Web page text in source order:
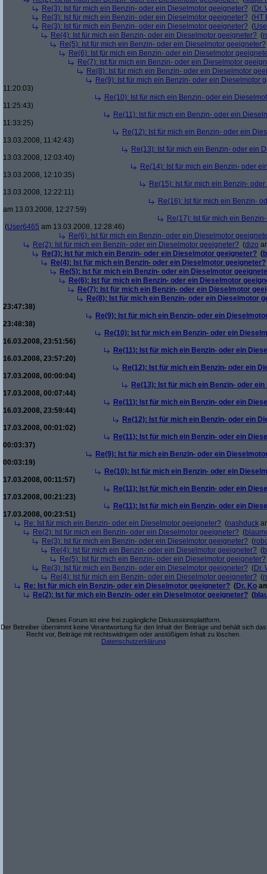
Re(3): Ist für mich ein Benzin- oder ein Dieselmotor geeigneter? (Dr.
Re(3): Ist für mich ein Benzin- oder ein Dieselmotor geeigneter? (HT
Re(3): Ist für mich ein Benzin- oder ein Dieselmotor geeigneter? (
Re(4): Ist für mich ein Benzin- oder ein Dieselmotor geeigneter? (
Re(5): Ist für mich ein Benzin- oder ein Dieselmotor geeigneter?
Re(6): Ist für mich ein Benzin- oder ein Dieselmotor
Re(7): Ist für mich ein Benzin- oder ein Dieselmotor
Re(8): Ist für mich ein Benzin- oder ein Dieselmotor
Re(9): Ist für mich ein Benzin- oder ein Dieselmotor
11:20:03)
Re(10): Ist für mich ein Benzin- oder ein
11:25:43)
Re(11): Ist für mich ein Benzin- oder ein
11:33:25)
Re(12): Ist für mich ein Benzin- oder ein
13.03.2008, 11:42:43)
Re(13): Ist für mich ein Benzin- oder ein
13.03.2008, 12:03:40)
Re(14): Ist für mich ein Benzin- oder
13.03.2008, 12:10:35)
Re(15): Ist für mich ein Benzin-
13.03.2008, 12:22:11)
Re(16): Ist für mich ein Benzin-
am 13.03.2008, 12:27:59)
Re(17): Ist für mich ein
(User6465 am 13.03.2008, 12:28:46)
Re(6): Ist für mich ein Benzin- oder ein Dieselmotor
Re(2): Ist für mich ein Benzin- oder ein Dieselmotor geeigneter? (dizo
Re(3): Ist für mich ein Benzin- oder ein Dieselmotor geeigneter? (
Re(4): Ist für mich ein Benzin- oder ein Dieselmotor geeigneter?
Re(5): Ist für mich ein Benzin- oder ein Dieselmotor
Re(6): Ist für mich ein Benzin- oder ein Dieselmotor
Re(7): Ist für mich ein Benzin- oder ein Dieselmotor
Re(8): Ist für mich ein Benzin- oder ein Dieselmotor
23:47:38)
Re(9): Ist für mich ein Benzin- oder ein
23:48:38)
Re(10): Ist für mich ein Benzin- oder ein
16.03.2008, 23:51:56)
Re(11): Ist für mich ein Benzin- oder ein
16.03.2008, 23:57:20)
Re(12): Ist für mich ein Benzin- oder ein
17.03.2008, 00:00:04)
Re(13): Ist für mich ein Benzin- oder
17.03.2008, 00:07:44)
Re(11): Ist für mich ein Benzin- oder ein
16.03.2008, 23:59:44)
Re(12): Ist für mich ein Benzin- oder ein
17.03.2008, 00:01:02)
Re(11): Ist für mich ein Benzin- oder ein
00:03:37)
Re(9): Ist für mich ein Benzin- oder ein
00:03:19)
Re(10): Ist für mich ein Benzin- oder ein
17.03.2008, 00:11:57)
Re(11): Ist für mich ein Benzin- oder ein
17.03.2008, 00:21:23)
Re(11): Ist für mich ein Benzin- oder ein
17.03.2008, 00:23:51)
Re: Ist für mich ein Benzin- oder ein Dieselmotor geeigneter? (nashduck
Re(2): Ist für mich ein Benzin- oder ein Dieselmotor geeigneter? (
Re(3): Ist für mich ein Benzin- oder ein Dieselmotor geeigneter? (
Re(4): Ist für mich ein Benzin- oder ein Dieselmotor geeigneter? (
Re(5): Ist für mich ein Benzin- oder ein Dieselmotor geeigneter?
Re(3): Ist für mich ein Benzin- oder ein Dieselmotor geeigneter? (Dr.
Re(4): Ist für mich ein Benzin- oder ein Dieselmotor geeigneter? (
Re: Ist für mich ein Benzin- oder ein Dieselmotor geeigneter? (Dr. Ko
Re(2): Ist für mich ein Benzin- oder ein Dieselmotor geeigneter? (
Dieses Forum ist eine frei zugängliche Diskussionsplattform.
Der Betreiber übernimmt keine Verantwortung für den Inhalt der Beiträge und behält sich das
Recht vor, Beiträge mit rechtswidrigem oder anstößigem Inhalt zu löschen.
Datenschutzerklärung